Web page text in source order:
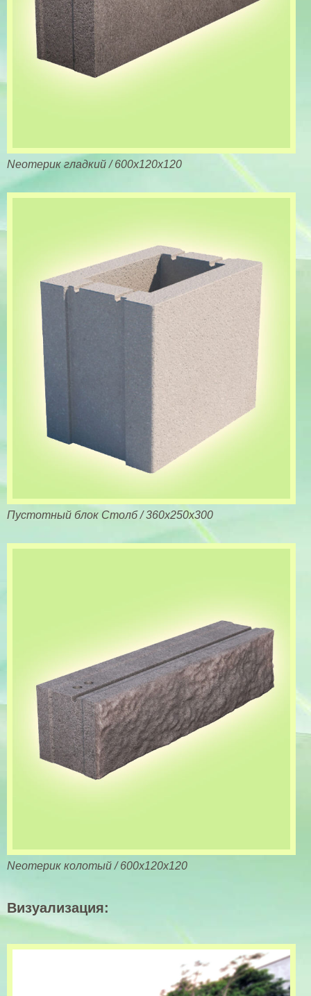
Nеотерик гладкий / 600х120х120
Пустотный блок Столб / 360х250х300
Nеотерик колотый / 600х120х120
Визуализация: